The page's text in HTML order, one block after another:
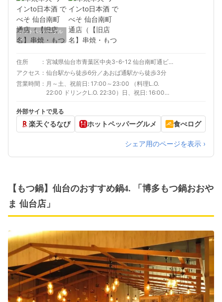
ホットペッパーグル
メ
住所
宮城県仙台市青葉区中央3-6-12 仙台南町通ビル 3F
アクセス
仙台駅から徒歩6分／あおば通駅から徒歩3分
営業時間
月～土、祝前日: 17:00～23:00 （料理L.O.
22:00 ドリンクL.O. 22:30）日、祝日: 16:00～
外部サイトで見る
楽天ぐるなび ホットペッパーグルメ 食べログ
シェア用のページを表示 ›
【もつ鍋】仙台のおすすめ鍋4. 「博多もつ鍋おおや
ま 仙台店」